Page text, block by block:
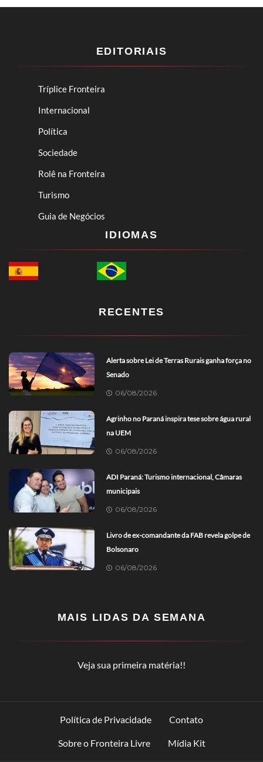
EDITORIAIS
Tríplice Fronteira
Internacional
Política
Sociedade
Rolê na Fronteira
Turismo
Guia de Negócios
IDIOMAS
RECENTES
Alerta sobre Lei de Terras Rurais ganha força no
Senado
06/08/2026
Agrinho no Paraná inspira tese sobre água rural
na UEM
06/08/2026
ADI Paraná: Turismo internacional, Câmaras
municipais
06/08/2026
Livro de ex-comandante da FAB revela golpe de
Bolsonaro
06/08/2026
MAIS LIDAS DA SEMANA
Veja sua primeira matéria!!
Política de Privacidade Contato
Sobre o Fronteira Livre Mídia Kit